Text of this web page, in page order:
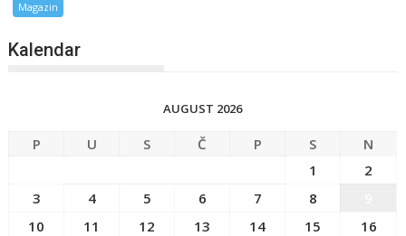
Magazin
Kalendar
AUGUST 2026
P U S Č P S
N
1
2
3
4 5 6 7 8
10
11 12 13 14 15
16